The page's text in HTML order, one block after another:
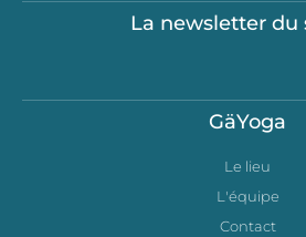
La newsletter du
GäYoga
Le lieu
L'équipe
Contact